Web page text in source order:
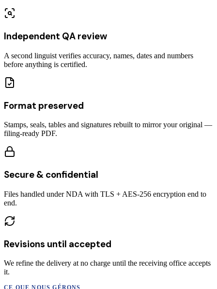
Independent QA review
A second linguist verifies accuracy, names, dates and numbers
before anything is certified.
Format preserved
Stamps, seals, tables and signatures rebuilt to mirror your original —
filing-ready PDF.
Secure & confidential
Files handled under NDA with TLS + AES-256 encryption end to
end.
Revisions until accepted
We refine the delivery at no charge until the receiving office accepts
it.